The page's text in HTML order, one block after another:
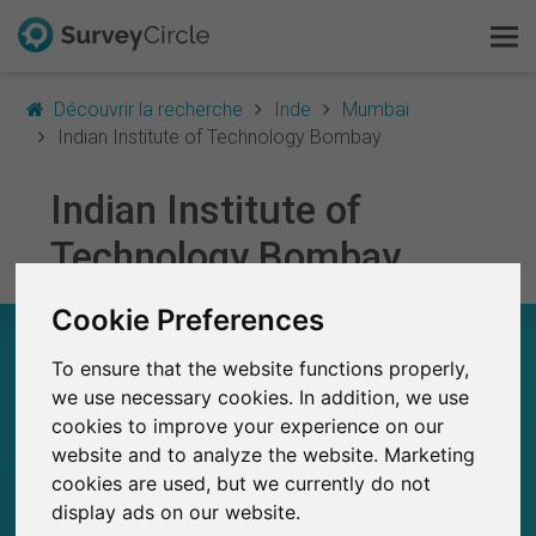
Cookie Preferences
To ensure that the website functions properly,
we use necessary cookies. In addition, we use
cookies to improve your experience on our
website and to analyze the website. Marketing
cookies are used, but we currently do not
display ads on our website.
Découvrir la recherche Inde
Mumbai
Indian Institute of Technology Bombay
Indian Institute of
Technology Bombay
– EN UN COUP D'ŒIL
0
Études publiées jusqu'à présent sur
SurveyCircle
0
Études récemment publiées sur
SurveyCircle
C'est SurveyCircle
Survey Ranking
Explorer la recherche
FAQ
S'inscrire gratuitement
S'inscrire